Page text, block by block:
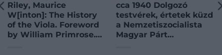
Riley, Maurice
W[inton]: The History
of the Viola. Foreword
by William Primrose.
cca 1940 Dolgozó
testvérek, értetek küzd
a Nemzetiszocialista
Magyar Párt